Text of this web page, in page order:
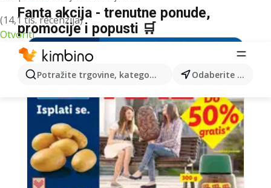
(14,1 tis. recenzija)
Otvoriti
Potražite trgovine, kategorije, proizvode... Odaberite grad
Fanta akcija - trenutne ponude,
promocije i popusti 🛒